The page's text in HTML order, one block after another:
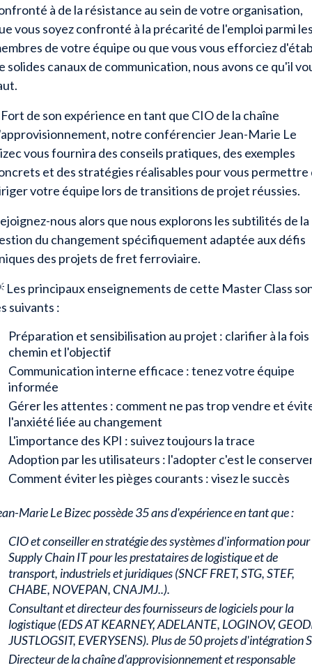
à de la résistance au sein de votre organisation,
vous soyez confronté à la précarité de l'emploi parmi
de votre équipe ou que vous vous efforciez
solides canaux de communication, nous avons ce qu'il
de son expérience en tant que CIO de la chaîne
notre conférencier Jean-Marie Le
vous fournira des conseils pratiques, des exemples
et des stratégies réalisables pour vous permettre
votre équipe lors de transitions de projet réussies.
nous alors que nous explorons les subtilités de la
du changement spécifiquement adaptée aux défis
des projets de fret ferroviaire.
Les principaux enseignements de cette Master Class
suivants :
Préparation et sensibilisation au projet : clarifier à la fois
chemin et l'objectif
Communication interne efficace : tenez votre équipe
informée
Gérer les attentes : comment ne pas trop vendre et
l'anxiété liée au changement
L'importance des KPI : suivez toujours la trace
Adoption par les utilisateurs : l'adopter c'est le
Comment éviter les pièges courants : visez le succès
Marie Le Bizec possède 35 ans d'expérience en tant que :
CIO et conseiller en stratégie des systèmes d'information
Supply Chain IT pour les prestataires de logistique et de
transport, industriels et juridiques (SNCF FRET, STG, STEF,
CHABE, NOVEPAN, CNAJMJ..).
Consultant et directeur des fournisseurs de logiciels pour la
logistique (EDS AT KEARNEY, ADELANTE, LOGINOV,
JUSTLOGSIT, EVERYSENS). Plus de 50 projets d'intégration
Directeur de la chaîne d'approvisionnement et responsable